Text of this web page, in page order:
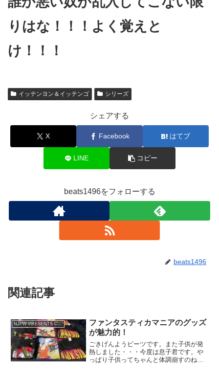
りはな！！！よく覚えと
け！！！
イッテンヨン＆イッテンゴ シリーズ
シェアする
X Facebook はてブ
LINE コピー
beats1496をフォローする
beats1496
関連記事
NJPW PRESENTS CMLL FANTASTICA MANIA 2025
ファンタスティカマニアのグッズ
が魅力的！
ごきげんようビーツです。また子供が発
熱しました・・・今度は息子君です。や
っぱり子供ってちゃんと体調崩すのね！